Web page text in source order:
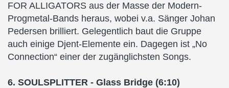
FOR ALLIGATORS aus der Masse der Modern-
Progmetal-Bands heraus, wobei v.a. Sänger Johan
Pedersen brilliert. Gelegentlich baut die Gruppe
auch einige Djent-Elemente ein. Dagegen ist „No
Connection“ einer der zugänglichsten Songs.
6. SOULSPLITTER - Glass Bridge (6:10)